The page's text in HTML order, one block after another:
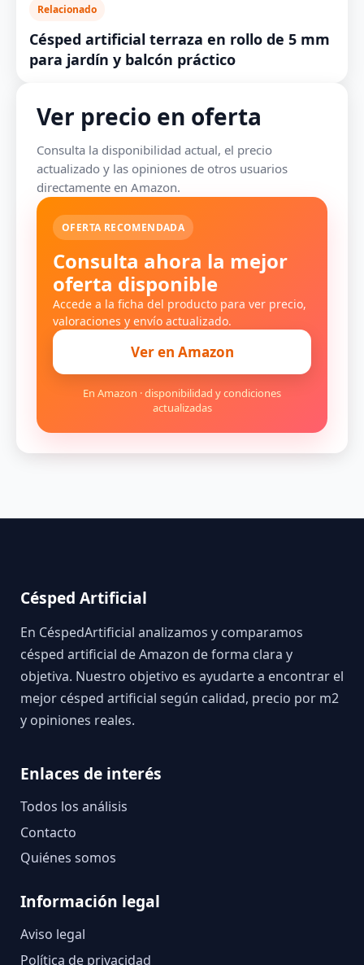
Relacionado
Césped artificial terraza en rollo de 5 mm
para jardín y balcón práctico
Ver precio en oferta
Consulta la disponibilidad actual, el precio
actualizado y las opiniones de otros usuarios
directamente en Amazon.
OFERTA RECOMENDADA
Consulta ahora la mejor
oferta disponible
Accede a la ficha del producto para ver precio,
valoraciones y envío actualizado.
Ver en Amazon
En Amazon · disponibilidad y condiciones
actualizadas
Césped Artificial
En CéspedArtificial analizamos y comparamos
césped artificial de Amazon de forma clara y
objetiva. Nuestro objetivo es ayudarte a encontrar el
mejor césped artificial según calidad, precio por m2
y opiniones reales.
Enlaces de interés
Todos los análisis
Contacto
Quiénes somos
Información legal
Aviso legal
Política de privacidad